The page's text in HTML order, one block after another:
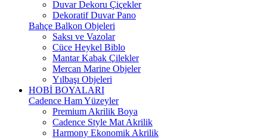
Duvar Dekoru Çiçekler
Dekoratif Duvar Pano
Bahçe Balkon Objeleri
Saksı ve Vazolar
Cüce Heykel Biblo
Mantar Kabak Çilekler
Mercan Marine Objeler
Yılbaşı Objeleri
HOBİ BOYALARI
Cadence Ham Yüzeyler
Premium Akrilik Boya
Cadence Style Mat Akrilik
Harmony Ekonomik Akrilik